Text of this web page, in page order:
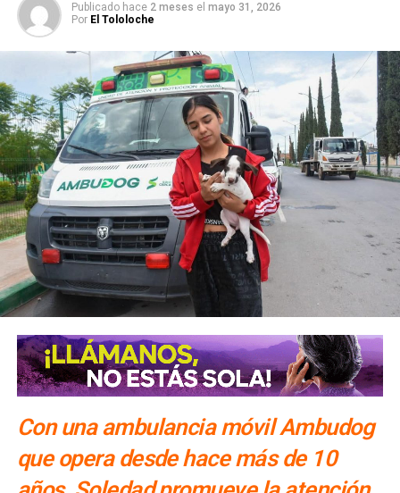
Publicado hace 2 meses el mayo 31, 2026
Por El Tololoche
Con una ambulancia móvil Ambudog
que opera desde hace más de 10